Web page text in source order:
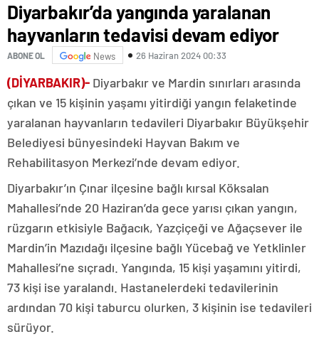
Diyarbakır’da yangında yaralanan
hayvanların tedavisi devam ediyor
ABONE OL News 26 Haziran 2024 00:33
(DİYARBAKIR)- Diyarbakır ve Mardin sınırları arasında
çıkan ve 15 kişinin yaşamı yitirdiği yangın felaketinde
yaralanan hayvanların tedavileri Diyarbakır Büyükşehir
Belediyesi bünyesindeki Hayvan Bakım ve
Rehabilitasyon Merkezi’nde devam ediyor.
Diyarbakır’ın Çınar ilçesine bağlı kırsal Köksalan
Mahallesi’nde 20 Haziran’da gece yarısı çıkan yangın,
rüzgarın etkisiyle Bağacık, Yazçiçeği ve Ağaçsever ile
Mardin’in Mazıdağı ilçesine bağlı Yücebağ ve Yetklinler
Mahallesi’ne sıçradı. Yangında, 15 kişi yaşamını yitirdi,
73 kişi ise yaralandı. Hastanelerdeki tedavilerinin
ardından 70 kişi taburcu olurken, 3 kişinin ise tedavileri
sürüyor.